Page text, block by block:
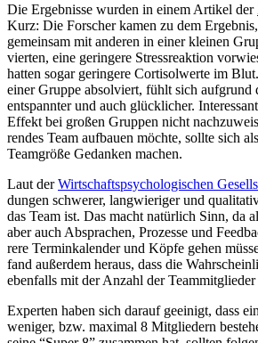
Die Ergeb­nisse wurden in einem Arti­kel der
Kurz: Die For­scher kamen zu dem
gemein­sam mit ande­ren in einer klei­nen
vier­ten, eine gerin­gere Stress­re­ak­tion
hatten sogar gerin­gere Cor­ti­sol­werte im
einer Gruppe absol­viert, fühlt sich auf­grund
ent­spann­ter und auch glück­li­cher.
Effekt bei großen Grup­pen nicht
ren­des Team auf­bauen möchte, sollte sich
Team­größe Gedan­ken machen.
Laut derWirt­schafts­psy­cho­lo­gi­schen
dun­gen schwe­rer, lang­wie­ri­ger und
das Team ist. Das macht natür­lich Sinn, da
aber auch Abspra­chen, Pro­zesse und
rere Ter­min­ka­len­der und Köpfe gehen
fand außer­dem heraus, dass die
eben­falls mit der Anzahl der Team­mit­glie­der
Exper­ten haben sich darauf geei­nigt, dass
weni­ger, bzw. maxi­mal 8 Mit­glie­dern